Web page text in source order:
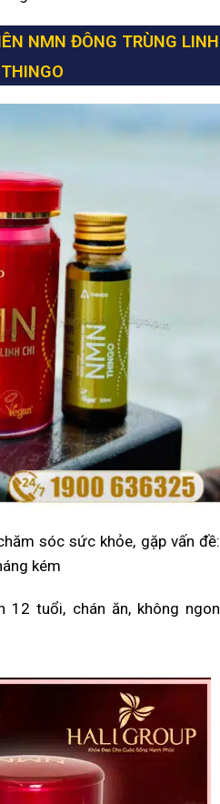
NMN ĐÔNG TRÙNG LINH
sóc sức khỏe, gặp vấn đề:
kém
tuổi, chán ăn, không ngon